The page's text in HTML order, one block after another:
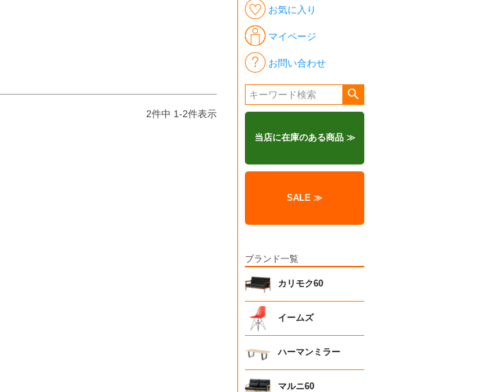
2件中 1-2件表示
お気に入り
マイページ
お問い合わせ
検索
当店に在庫のある商品 ≫
SALE ≫
ブランド一覧
カリモク60
イームズ
ハーマンミラー
マルニ60